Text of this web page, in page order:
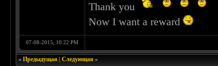
Thank you
Now I want a reward
07-08-2015, 10:22 PM
«Предыдущая |Следующая »